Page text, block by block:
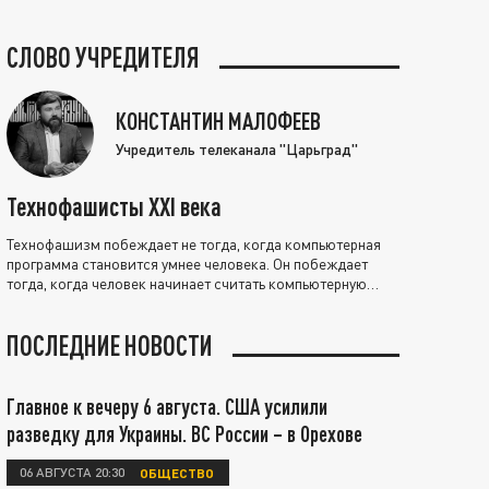
СЛОВО УЧРЕДИТЕЛЯ
КОНСТАНТИН МАЛОФЕЕВ
Учредитель телеканала "Царьград"
Технофашисты XXI века
Технофашизм побеждает не тогда, когда компьютерная
программа становится умнее человека. Он побеждает
тогда, когда человек начинает считать компьютерную
ПОСЛЕДНИЕ НОВОСТИ
Главное к вечеру 6 августа. США усилили
разведку для Украины. ВС России – в Орехове
06 АВГУСТА 20:30 ОБЩЕСТВО